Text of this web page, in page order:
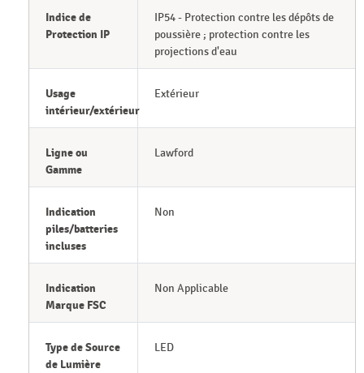
Indice de
Protection IP
IP54 - Protection contre les dépôts de
poussière ; protection contre les
projections d'eau
Usage
intérieur/extérieur
Extérieur
Ligne ou
Gamme
Lawford
Indication
piles/batteries
incluses
Non
Indication
Marque FSC
Non Applicable
Type de Source
de Lumière
LED